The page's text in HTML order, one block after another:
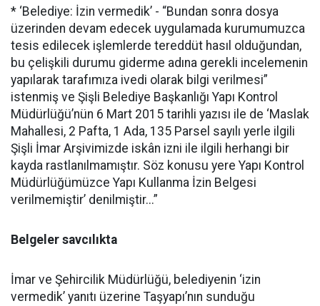
* ‘Belediye: İzin vermedik’ - “Bundan sonra dosya
üzerinden devam edecek uygulamada kurumumuzca
tesis edilecek işlemlerde tereddüt hasıl olduğundan,
bu çelişkili durumu giderme adına gerekli incelemenin
yapılarak tarafımıza ivedi olarak bilgi verilmesi”
istenmiş ve Şişli Belediye Başkanlığı Yapı Kontrol
Müdürlüğü’nün 6 Mart 2015 tarihli yazısı ile de ‘Maslak
Mahallesi, 2 Pafta, 1 Ada, 135 Parsel sayılı yerle ilgili
Şişli İmar Arşivimizde iskân izni ile ilgili herhangi bir
kayda rastlanılmamıştır. Söz konusu yere Yapı Kontrol
Müdürlüğümüzce Yapı Kullanma İzin Belgesi
verilmemiştir’ denilmiştir...”
Belgeler savcılıkta
İmar ve Şehircilik Müdürlüğü, belediyenin ‘izin
vermedik’ yanıtı üzerine Taşyapı’nın sunduğu